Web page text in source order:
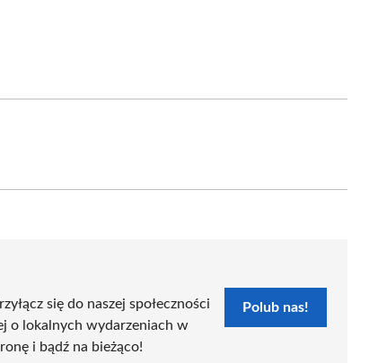
się do naszej społeczności
o lokalnych wydarzeniach w
i bądź na bieżąco!
Polub nas!